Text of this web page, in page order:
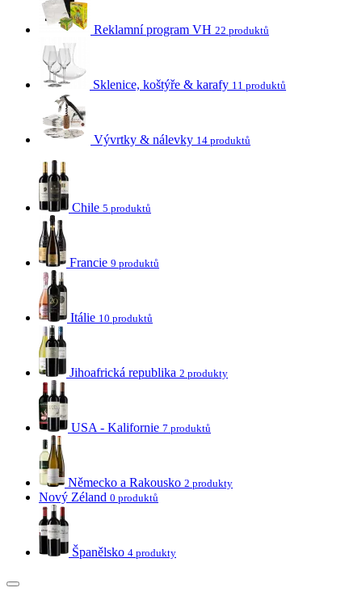
Reklamní program VH 22 produktů
Sklenice, koštýře & karafy 11 produktů
Vývrtky & nálevky 14 produktů
Chile 5 produktů
Francie 9 produktů
Itálie 10 produktů
Jihoafrická republika 2 produkty
USA - Kalifornie 7 produktů
Německo a Rakousko 2 produkty
Nový Zéland 0 produktů
Španělsko 4 produkty